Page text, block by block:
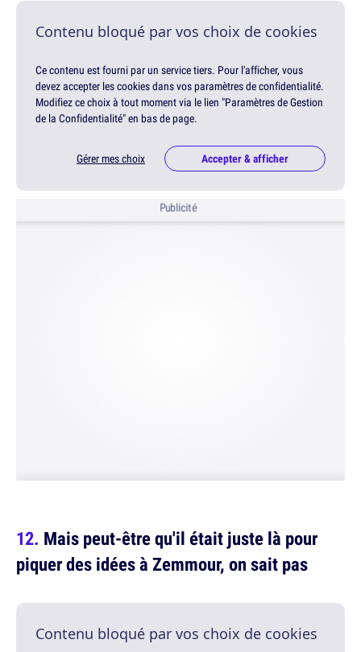
Contenu bloqué par vos choix de cookies
Ce contenu est fourni par un service tiers. Pour l'afficher, vous
devez accepter les cookies dans vos paramètres de confidentialité.
Modifiez ce choix à tout moment via le lien "Paramètres de Gestion
de la Confidentialité" en bas de page.
Gérer mes choix Accepter & afficher
Publicité
Mais peut-être qu'il était juste là pour
piquer des idées à Zemmour, on sait pas
Contenu bloqué par vos choix de cookies